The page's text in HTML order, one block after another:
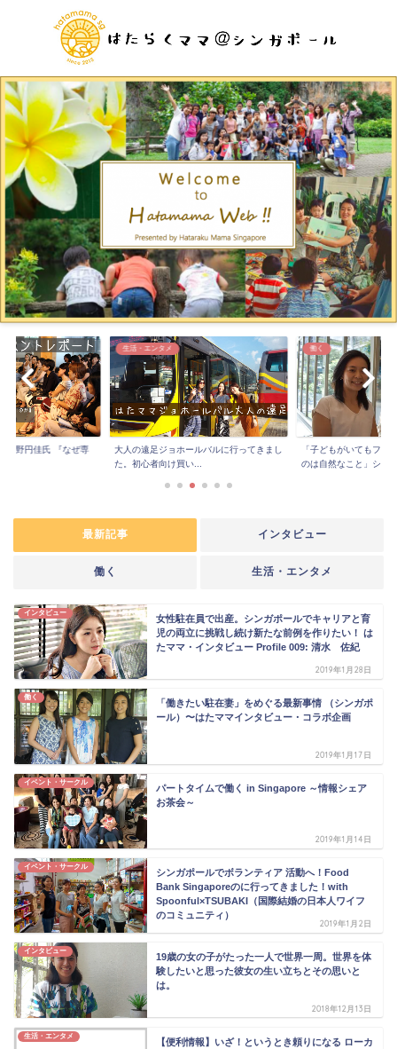
中野円佳氏 『なぜ専
生活・エンタメ
大人の遠足ジョホールバルに行ってきまし
た。初心者向け買い...
働く
「子どもがいてもフル
のは自然なこと」シ...
最新記事 インタビュー
働く 生活・エンタメ
インタビュー
女性駐在員で出産。シンガポールでキャリアと育
児の両立に挑戦し続け新たな前例を作りたい！ は
たママ・インタビュー Profile 009: 清水 佐紀
2019年1月28日
働く
「働きたい駐在妻」をめぐる最新事情 （シンガポ
ール）〜はたママインタビュー・コラボ企画
2019年1月17日
イベント・サークル
パートタイムで働く in Singapore ～情報シェア
お茶会～
2019年1月14日
イベント・サークル
シンガポールでボランティア 活動へ！Food
Bank Singaporeのに行ってきました！with
Spoonful×TSUBAKI（国際結婚の日本人ワイフ
のコミュニティ）
2019年1月2日
インタビュー
19歳の女の子がたった一人で世界一周。世界を体
験したいと思った彼女の生い立ちとその思いと
は。
2018年12月13日
生活・エンタメ
【便利情報】いざ！というとき頼りになる ローカ